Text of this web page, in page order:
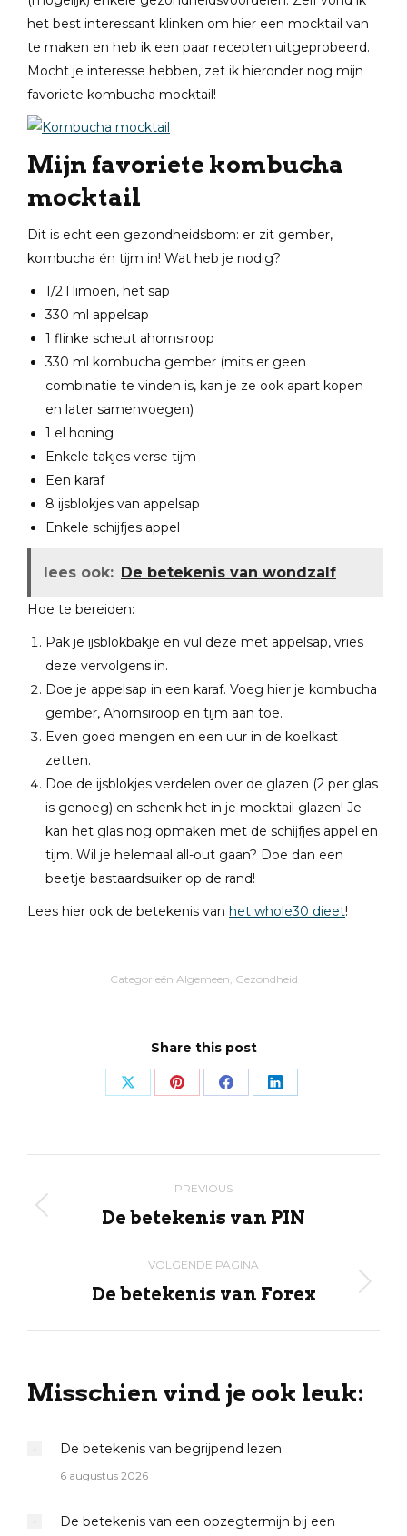
het best interessant klinken om hier een mocktail van
te maken en heb ik een paar recepten uitgeprobeerd.
Mocht je interesse hebben, zet ik hieronder nog mijn
favoriete kombucha mocktail!
Mijn favoriete kombucha
mocktail
Dit is echt een gezondheidsbom: er zit gember,
kombucha én tijm in! Wat heb je nodig?
1/2 l limoen, het sap
330 ml appelsap
1 flinke scheut ahornsiroop
330 ml kombucha gember (mits er geen
combinatie te vinden is, kan je ze ook apart kopen
en later samenvoegen)
1 el honing
Enkele takjes verse tijm
Een karaf
8 ijsblokjes van appelsap
Enkele schijfjes appel
lees ook: De betekenis van wondzalf
Hoe te bereiden:
Pak je ijsblokbakje en vul deze met appelsap, vries
deze vervolgens in.
Doe je appelsap in een karaf. Voeg hier je kombucha
gember, Ahornsiroop en tijm aan toe.
Even goed mengen en een uur in de koelkast
zetten.
Doe de ijsblokjes verdelen over de glazen (2 per glas
is genoeg) en schenk het in je mocktail glazen! Je
kan het glas nog opmaken met de schijfjes appel en
tijm. Wil je helemaal all-out gaan? Doe dan een
beetje bastaardsuiker op de rand!
Lees hier ook de betekenis van het whole30 dieet!
Categorieën Algemeen, Gezondheid
Share this post
Share Share Share Share
navigation
PREVIOUS
Previous
De betekenis van PIN
VOLGENDE PAGINA
Volgende
De betekenis van Forex
Misschien vind je ook leuk:
De betekenis van begrijpend lezen
6 augustus 2026
De betekenis van een opzegtermijn bij een